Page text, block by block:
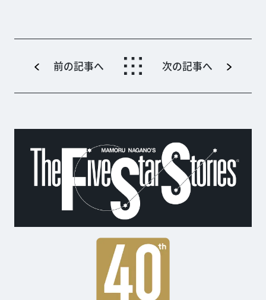
が、2023年12月26日（火）
「ウルトラマンの聖...
前の記事へ 次の記事へ